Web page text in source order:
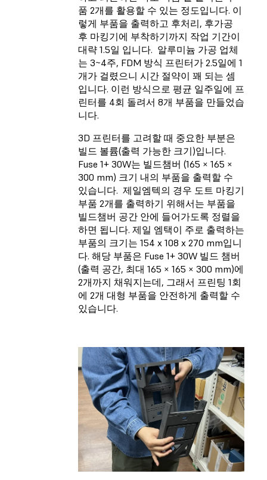
품 2개를 활용할 수 있는 정도입니다. 이
렇게 부품을 출력하고 후처리, 후가공
후 마킹기에 부착하기까지 작업 기간이
대략 1.5일 입니다. 알루미늄 가공 업체
는 3~4주, FDM 방식 프린터가 2.5일에 1
개가 걸렸으니 시간 절약이 꽤 되는 셈
입니다. 이런 방식으로 평균 일주일에 프
린터를 4회 돌려서 8개 부품을 만들었습
니다.
3D 프린터를 고려할 때 중요한 부분은
빌드 볼륨(출력 가능한 크기)입니다.
Fuse 1+ 30W는 빌드챔버 (165 × 165 ×
300 mm) 크기 내의 부품을 출력할 수
있습니다. 제일엠텍의 경우 도트 마킹기
부품 2개를 출력하기 위해서는 부품을
빌드챔버 공간 안에 들어가도록 정렬을
하면 됩니다. 제일 엠택이 주로 출력하는
부품의 크기는 154 x 108 x 270 mm입니
다. 해당 부품은 Fuse 1+ 30W 빌드 챔버
(출력 공간, 최대 165 × 165 × 300 mm)에
2개까지 채워지는데, 그래서 프린팅 1회
에 2개 대형 부품을 안전하게 출력할 수
있습니다.